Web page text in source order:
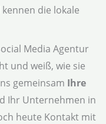
die lokale
Media Agentur
und weiß, wie sie
gemeinsam Ihre
Ihr Unternehmen in
heute Kontakt mit